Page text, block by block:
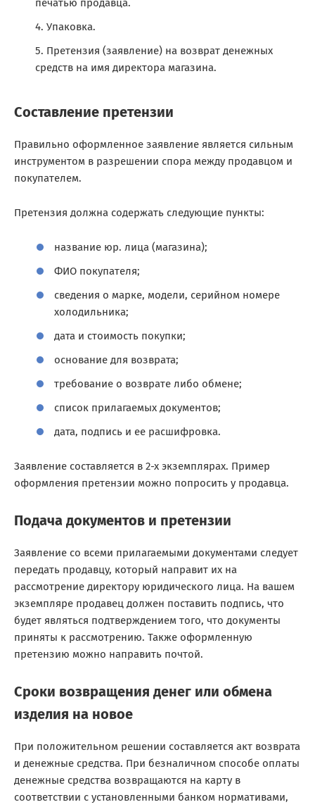
печатью продавца.
Упаковка.
Претензия (заявление) на возврат денежных
средств на имя директора магазина.
Составление претензии
Правильно оформленное заявление является сильным
инструментом в разрешении спора между продавцом и
покупателем.
Претензия должна содержать следующие пункты:
название юр. лица (магазина);
ФИО покупателя;
сведения о марке, модели, серийном номере
холодильника;
дата и стоимость покупки;
основание для возврата;
требование о возврате либо обмене;
список прилагаемых документов;
дата, подпись и ее расшифровка.
Заявление составляется в 2-х экземплярах. Пример
оформления претензии можно попросить у продавца.
Подача документов и претензии
Заявление со всеми прилагаемыми документами следует
передать продавцу, который направит их на
рассмотрение директору юридического лица. На вашем
экземпляре продавец должен поставить подпись, что
будет являться подтверждением того, что документы
приняты к рассмотрению. Также оформленную
претензию можно направить почтой.
Сроки возвращения денег или обмена
изделия на новое
При положительном решении составляется акт возврата
и денежные средства. При безналичном способе оплаты
денежные средства возвращаются на карту в
соответствии с установленными банком нормативами,